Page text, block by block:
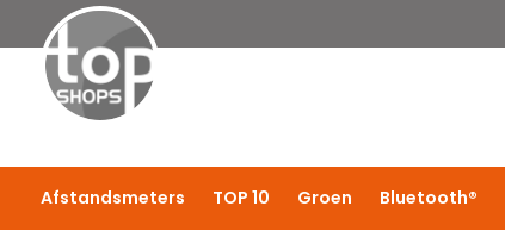
Afstandsmeters TOP 10 Groen Bluetooth®